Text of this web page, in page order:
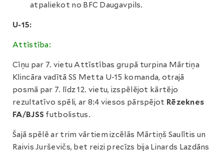
atpaliekot no BFC Daugavpils.
U-15:
Attīstība:
Cīņu par 7. vietu Attīstības grupā turpina Mārtiņa
Klincāra vadītā SS Metta U-15 komanda, otrajā
posmā par 7. līdz 12. vietu, izspēlējot kārtējo
rezultatīvo spēli, ar 8:4 viesos pārspējot Rēzeknes
FA/BJSS futbolistus.
Šajā spēlē ar trim vārtiem izcēlās Mārtiņš Saulītis un
Raivis Jurševičs, bet reizi precīzs bija Linards Lazdāns